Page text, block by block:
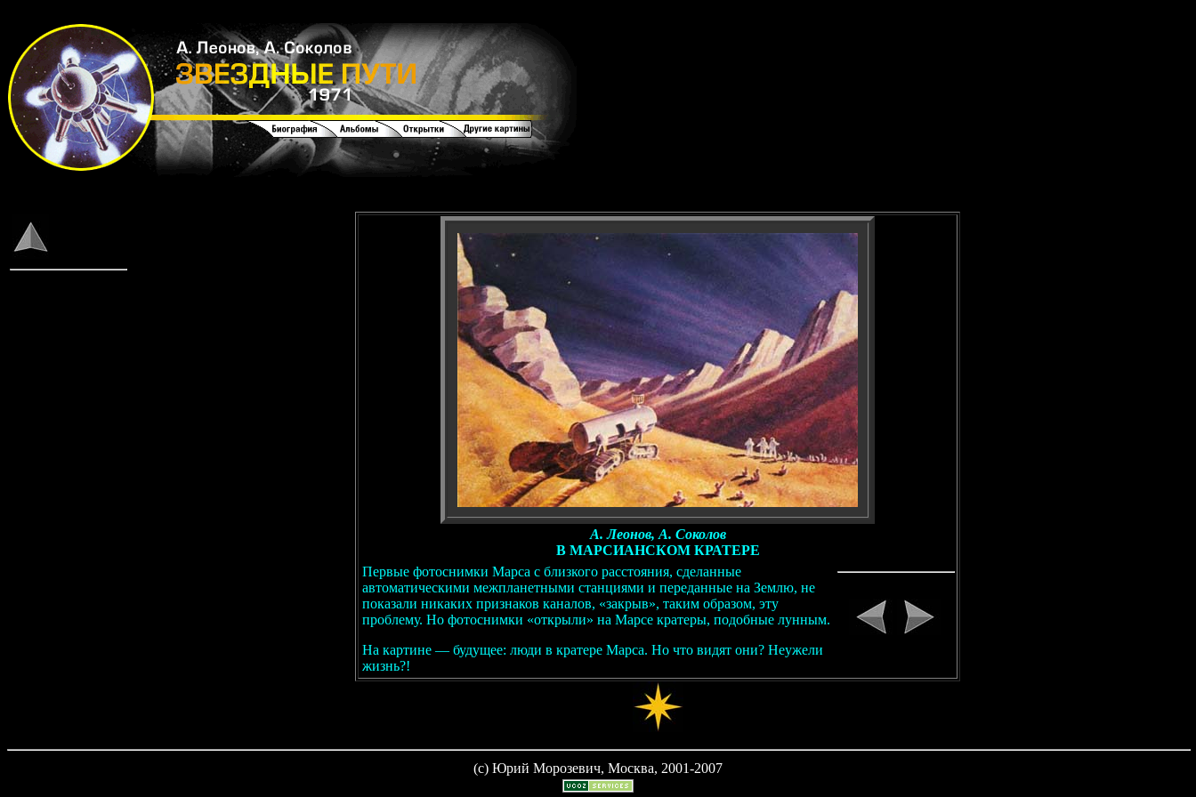
А. Леонов, А. Соколов
В МАРСИАНСКОМ КРАТЕРЕ
Первые фотоснимки Марса с близкого расстояния, сделанные
автоматическими межпланетными станциями и переданные на Землю, не
показали никаких признаков каналов, «закрыв», таким образом, эту
проблему. Но фотоснимки «открыли» на Марсе кратеры, подобные лунным.
На картине — будущее: люди в кратере Марса. Но что видят они? Неужели
жизнь?!
(c) Юрий Морозевич, Москва, 2001-2007